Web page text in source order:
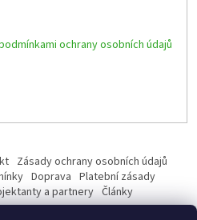
ochrany osobních údajů
Zásady ochrany osobních údajů
Doprava Platební zásady
a partnery Články